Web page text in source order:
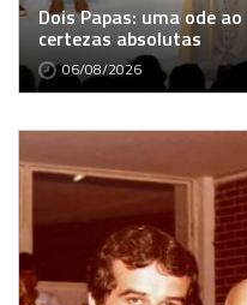
Dois Papas: uma ode
certezas absolutas
06/08/2026